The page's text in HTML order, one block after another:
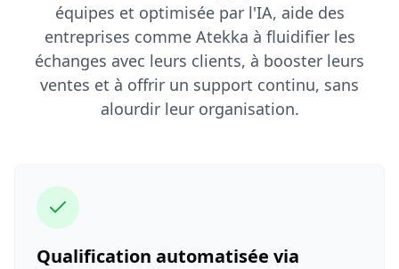
équipes et optimisée par l'IA, aide des
entreprises comme Atekka à fluidifier les
échanges avec leurs clients, à booster leurs
ventes et à offrir un support continu, sans
alourdir leur organisation.
Qualification automatisée via